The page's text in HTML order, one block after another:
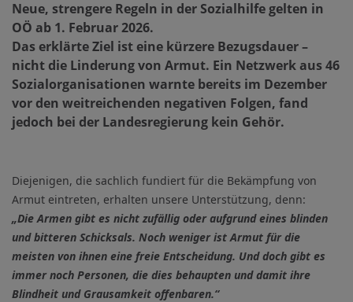
Neue, strengere Regeln in der Sozialhilfe gelten in
OÖ ab 1. Februar 2026.
Das erklärte Ziel ist eine kürzere Bezugsdauer –
nicht die Linderung von Armut. Ein Netzwerk aus 46
Sozialorganisationen warnte bereits im Dezember
vor den weitreichenden negativen Folgen, fand
jedoch bei der Landesregierung kein Gehör.
Diejenigen, die sachlich fundiert für die Bekämpfung von
Armut eintreten, erhalten unsere Unterstützung, denn:
„Die Armen gibt es nicht zufällig oder aufgrund eines blinden
und bitteren Schicksals. Noch weniger ist Armut für die
meisten von ihnen eine freie Entscheidung. Und doch gibt es
immer noch Personen, die dies behaupten und damit ihre
Blindheit und Grausamkeit offenbaren.“